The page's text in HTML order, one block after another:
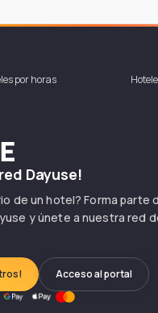
por horas
Dayuse!
de un hotel? Forma parte
y únete a nuestra red
Acceso al portal